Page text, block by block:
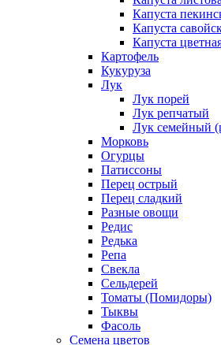
Капуста
Капуста
Капуста
Картофель
Кукуруза
Лук
Лук порей
Лук репчатый
Лук семейный
Морковь
Огурцы
Патиссоны
Перец острый
Перец сладкий
Разные овощи
Редис
Редька
Репа
Свекла
Сельдерей
Томаты (Помидоры)
Тыквы
Фасоль
Семена цветов